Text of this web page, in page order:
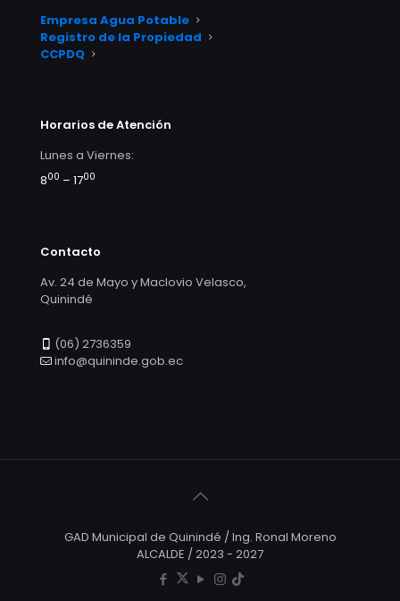
Empresa Agua Potable
Registro de la Propiedad
CCPDQ
Horarios de Atención
Lunes a Viernes:
800 – 1700
Contacto
Av. 24 de Mayo y Maclovio Velasco,
Quinindé
(06) 2736359
info@quininde.gob.ec
GAD Municipal de Quinindé / Ing. Ronal Moreno
ALCALDE / 2023 - 2027